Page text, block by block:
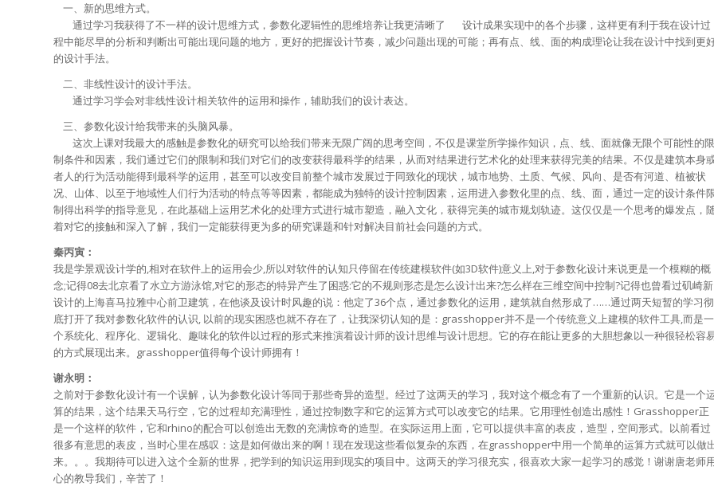
一、新的思维方式。
通过学习我获得了不一样的设计思维方式，参数化逻辑性的思维培养让我更清晰了 设计成果实现中的各个步骤，这样更有利于我在设计过
程中能尽早的分析和判断出可能出现问题的地方，更好的把握设计节奏，减少问题出现的可能；再有点、线、面的构成理论让我在设计中找到更
的设计手法。
二、非线性设计的设计手法。
通过学习学会对非线性设计相关软件的运用和操作，辅助我们的设计表达。
三、参数化设计给我带来的头脑风暴。
这次上课对我最大的感触是参数化的研究可以给我们带来无限广阔的思考空间，不仅是课堂所学操作知识，点、线、面就像无限个可能性的限
制条件和因素，我们通过它们的限制和我们对它们的改变获得最科学的结果，从而对结果进行艺术化的处理来获得完美的结果。不仅是建筑本身
者人的行为活动能得到最科学的运用，甚至可以改变目前整个城市发展过于同致化的现状，城市地势、土质、气候、风向、是否有河道、植被状
况、山体、以至于地域性人们行为活动的特点等等因素，都能成为独特的设计控制因素，运用进入参数化里的点、线、面，通过一定的设计条件
制得出科学的指导意见，在此基础上运用艺术化的处理方式进行城市塑造，融入文化，获得完美的城市规划轨迹。这仅仅是一个思考的爆发点，
着对它的接触和深入了解，我们一定能获得更为多的研究课题和针对解决目前社会问题的方式。
秦丙寅：
我是学景观设计学的,相对在软件上的运用会少,所以对软件的认知只停留在传统建模软件(如3D软件)意义上,对于参数化设计来说更是一个模糊的概
念;记得08去北京看了水立方游泳馆,对它的形态的特异产生了困惑:它的不规则形态是怎么设计出来?怎么样在三维空间中控制?记得也曾看过矶崎新
设计的上海喜马拉雅中心前卫建筑，在他谈及设计时风趣的说：他定了36个点，通过参数化的运用，建筑就自然形成了……通过两天短暂的学习彻
底打开了我对参数化软件的认识, 以前的现实困惑也就不存在了，让我深切认知的是：grasshopper并不是一个传统意义上建模的软件工具,而是一
个系统化、程序化、逻辑化、趣味化的软件以过程的形式来推演着设计师的设计思维与设计思想。它的存在能让更多的大胆想象以一种很轻松容
的方式展现出来。grasshopper值得每个设计师拥有！
谢永明：
之前对于参数化设计有一个误解，认为参数化设计等同于那些奇异的造型。经过了这两天的学习，我对这个概念有了一个重新的认识。它是一个
算的结果，这个结果天马行空，它的过程却充满理性，通过控制数字和它的运算方式可以改变它的结果。它用理性创造出感性！Grasshopper正
是一个这样的软件，它和rhino的配合可以创造出无数的充满惊奇的造型。在实际运用上面，它可以提供丰富的表皮，造型，空间形式。以前看过
很多有意思的表皮，当时心里在感叹：这是如何做出来的啊！现在发现这些看似复杂的东西，在grasshopper中用一个简单的运算方式就可以做
来。。。我期待可以进入这个全新的世界，把学到的知识运用到现实的项目中。这两天的学习很充实，很喜欢大家一起学习的感觉！谢谢唐老师
心的教导我们，辛苦了！